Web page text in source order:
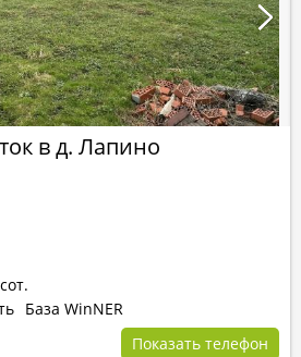
в д. Лапино
База WinNER
Показать телефон